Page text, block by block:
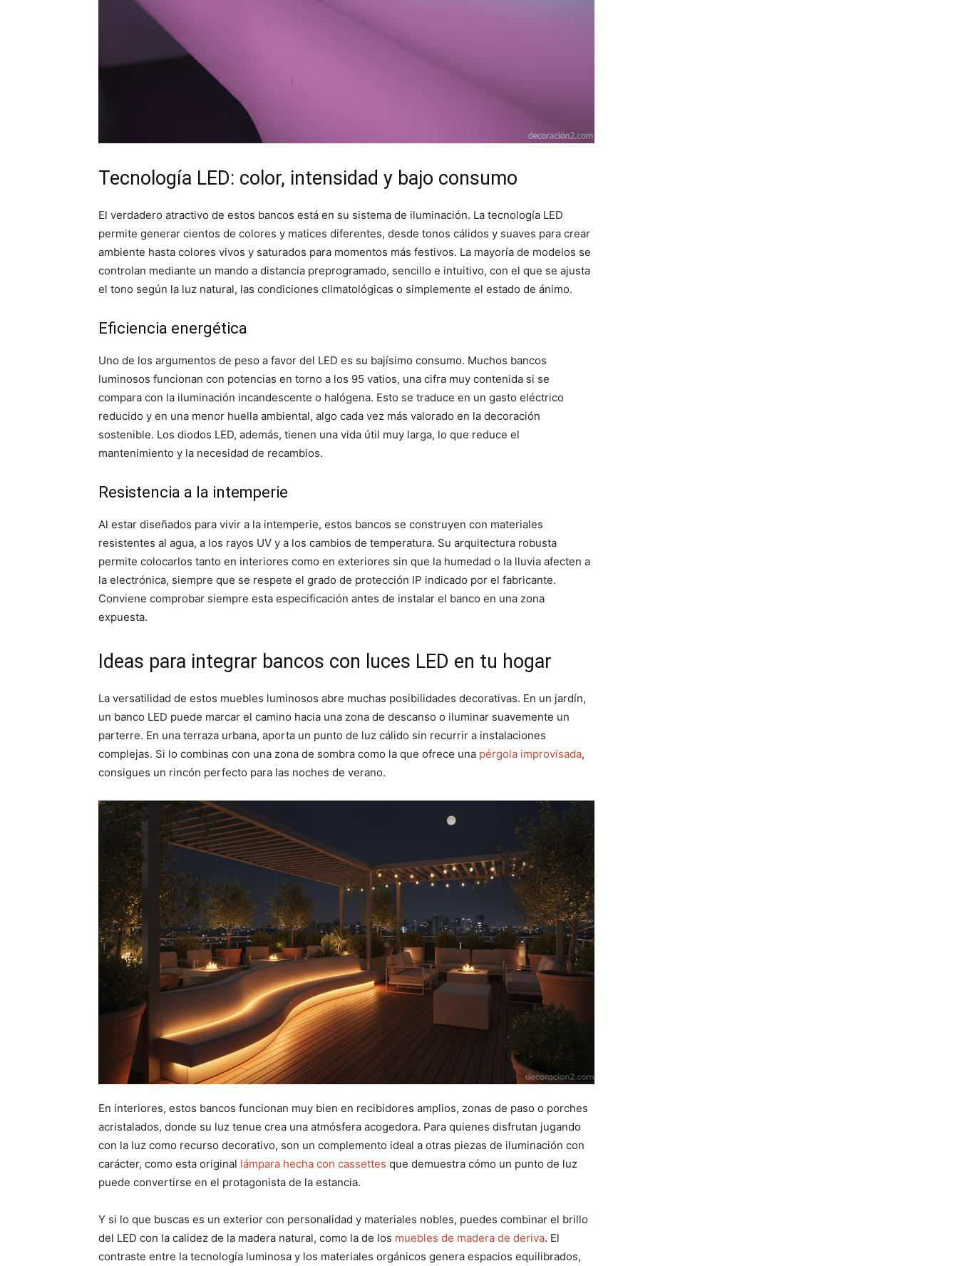
Tecnología LED: color, intensidad y bajo consumo
El verdadero atractivo de estos bancos está en su sistema de iluminación. La tecnología LED
permite generar cientos de colores y matices diferentes, desde tonos cálidos y suaves para crear
ambiente hasta colores vivos y saturados para momentos más festivos. La mayoría de modelos se
controlan mediante un mando a distancia preprogramado, sencillo e intuitivo, con el que se ajusta
el tono según la luz natural, las condiciones climatológicas o simplemente el estado de ánimo.
Eficiencia energética
Uno de los argumentos de peso a favor del LED es su bajísimo consumo. Muchos bancos
luminosos funcionan con potencias en torno a los 95 vatios, una cifra muy contenida si se
compara con la iluminación incandescente o halógena. Esto se traduce en un gasto eléctrico
reducido y en una menor huella ambiental, algo cada vez más valorado en la decoración
sostenible. Los diodos LED, además, tienen una vida útil muy larga, lo que reduce el
mantenimiento y la necesidad de recambios.
Resistencia a la intemperie
Al estar diseñados para vivir a la intemperie, estos bancos se construyen con materiales
resistentes al agua, a los rayos UV y a los cambios de temperatura. Su arquitectura robusta
permite colocarlos tanto en interiores como en exteriores sin que la humedad o la lluvia afecten a
la electrónica, siempre que se respete el grado de protección IP indicado por el fabricante.
Conviene comprobar siempre esta especificación antes de instalar el banco en una zona
expuesta.
Ideas para integrar bancos con luces LED en tu hogar
La versatilidad de estos muebles luminosos abre muchas posibilidades decorativas. En un jardín,
un banco LED puede marcar el camino hacia una zona de descanso o iluminar suavemente un
parterre. En una terraza urbana, aporta un punto de luz cálido sin recurrir a instalaciones
complejas. Si lo combinas con una zona de sombra como la que ofrece una pérgola improvisada,
consigues un rincón perfecto para las noches de verano.
En interiores, estos bancos funcionan muy bien en recibidores amplios, zonas de paso o porches
acristalados, donde su luz tenue crea una atmósfera acogedora. Para quienes disfrutan jugando
con la luz como recurso decorativo, son un complemento ideal a otras piezas de iluminación con
carácter, como esta original lámpara hecha con cassettes que demuestra cómo un punto de luz
puede convertirse en el protagonista de la estancia.
Y si lo que buscas es un exterior con personalidad y materiales nobles, puedes combinar el brillo
del LED con la calidez de la madera natural, como la de los muebles de madera de deriva. El
contraste entre la tecnología luminosa y los materiales orgánicos genera espacios equilibrados,